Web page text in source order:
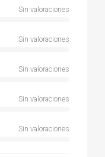
Sin valoraciones
Sin valoraciones
Sin valoraciones
Sin valoraciones
Sin valoraciones